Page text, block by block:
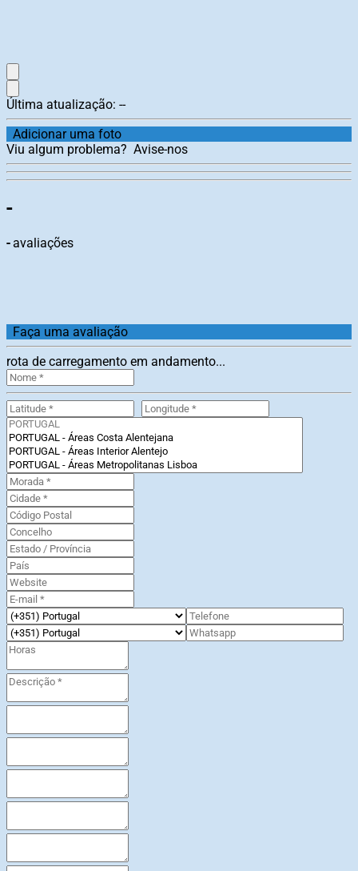
Última atualização: --
Adicionar uma foto
Viu algum problema? Avise-nos
-
-avaliações
Faça uma avaliação
rota de carregamento em andamento...